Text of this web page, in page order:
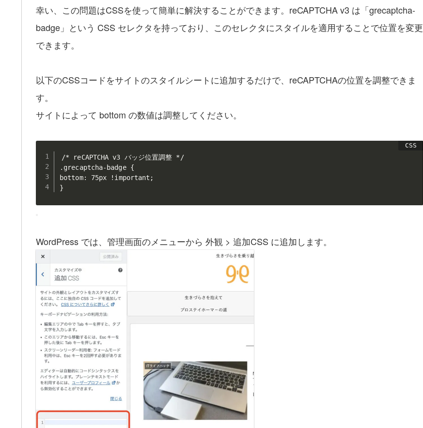
幸い、この問題はCSSを使って簡単に解決することができます。reCAPTCHA v3 は「grecaptcha-
badge」という CSS セレクタを持っており、このセレクタにスタイルを適用することで位置を変更
できます。
以下のCSSコードをサイトのスタイルシートに追加するだけで、reCAPTCHAの位置を調整できま
す。
サイトによって bottom の数値は調整してください。
/* reCAPTCHA v3 バッジ位置調整 */
.grecaptcha-badge {
bottom: 75px !important ;
}
WordPress では、管理画面のメニューから 外観 > 追加CSS に追加します。